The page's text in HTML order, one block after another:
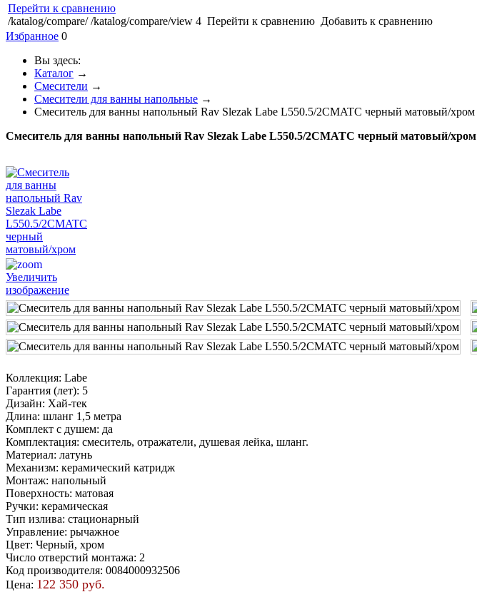
Перейти к сравнению
/katalog/compare/ /katalog/compare/view 4 Перейти к сравнению Добавить к сравнению
Избранное 0
Вы здесь:
Каталог →
Смесители →
Смесители для ванны напольные →
Cмеситель для ванны напольный Rav Slezak Labe L550.5/2CMATC черный матовый/хром
Cмеситель для ванны напольный Rav Slezak Labe L550.5/2CMATC черный матовый/хром
Увеличить
изображение
Коллекция: Labe
Гарантия (лет): 5
Дизайн: Хай-тек
Длина: шланг 1,5 метра
Комплект с душем: да
Комплектация: смеситель, отражатели, душевая лейка, шланг.
Материал: латунь
Механизм: керамический катридж
Монтаж: напольный
Поверхность: матовая
Ручки: керамическая
Тип излива: стационарный
Управление: рычажное
Цвет: Черный, хром
Число отверстий монтажа: 2
Код производителя: 0084000932506
Цена: 122 350 руб.